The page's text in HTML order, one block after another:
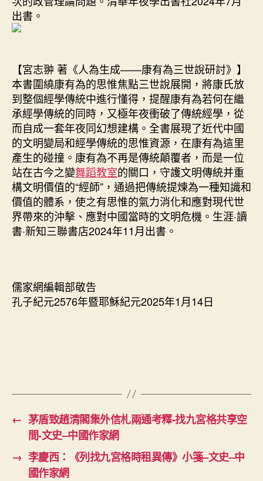
出書。
【宮志翀 著《人為生成——康有為三世說研討》】
本書圍繞康有為的思惟焦點三世說展開，將康氏放
到整個經學傳統中進行懂得，提醒康有為若何在繼
承經學傳統的同時，又極年夜衝破了傳統經學，從
而自成一套年夜同幻想建構。全書展現了近代中國
的文明變局和經學傳統的思惟資源，在康有為這里
產生的碰撞。康有為不再是傳統顛覆者，而是一位
站在古今之變舞蹈教室的關口，守護文明傳統并重
構文明價值的“經師”，通過把傳統提煉為一種知識和
價值的體系，使之有思惟的氣力消化和應對現代世
界帶來的沖擊、應對中國當時的文明危機。生涯·讀
書·新知三聯書店2024年11月出書。
儒家網編輯部敬告
孔子紀元2576年暨耶穌紀元2025年1月14日
← 茅盾致趙清閣集外信札兩通考釋-找九宮格共享空
間-文史–中國作家網
→ 李慶西：《列找九宮格時租異傳》小箋–文史–中
國作家網